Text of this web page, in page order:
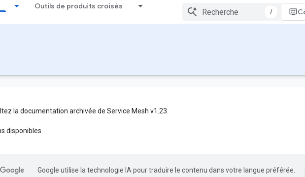
Outils de produits croisés
/
la documentation archivée de Service Mesh v1.23.
disponibles
Google utilise la technologie IA pour traduire le contenu dans votre langue préférée.